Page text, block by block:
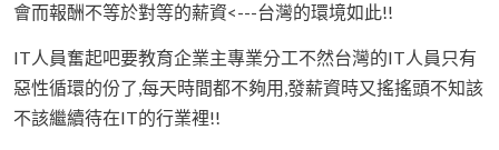
會而報酬不等於對等的薪資<---台灣的環境如此!!
IT人員奮起吧要教育企業主專業分工不然台灣的IT人員只有
惡性循環的份了,每天時間都不夠用,發薪資時又搖搖頭不知該
不該繼續待在IT的行業裡!!